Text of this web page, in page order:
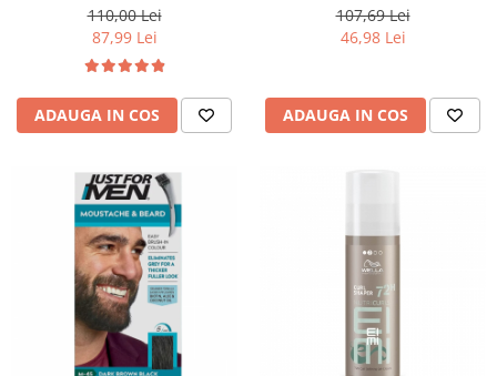
110,00 Lei
87,99 Lei
ADAUGA IN COS
107,69 Lei
46,98 Lei
ADAUGA IN COS